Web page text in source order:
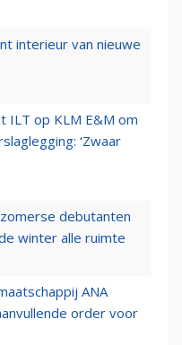
interieur van nieuwe
ILT op KLM E&M om
‘Zwaar
debutanten
winter alle ruimte
ANA
order voor